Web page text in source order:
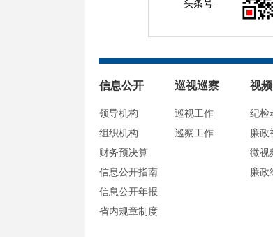
头条号
信息公开
领导机构
组织机构
财务预决算
信息公开指南
信息公开年报
省内规章制度
巡视巡察
巡视工作
巡察工作
视频
纪检
廉政
微视
廉政